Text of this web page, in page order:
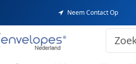
Neem Contact Op